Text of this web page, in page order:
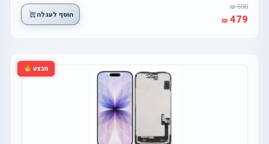
590
479 הוסף לעגלה
מבצע